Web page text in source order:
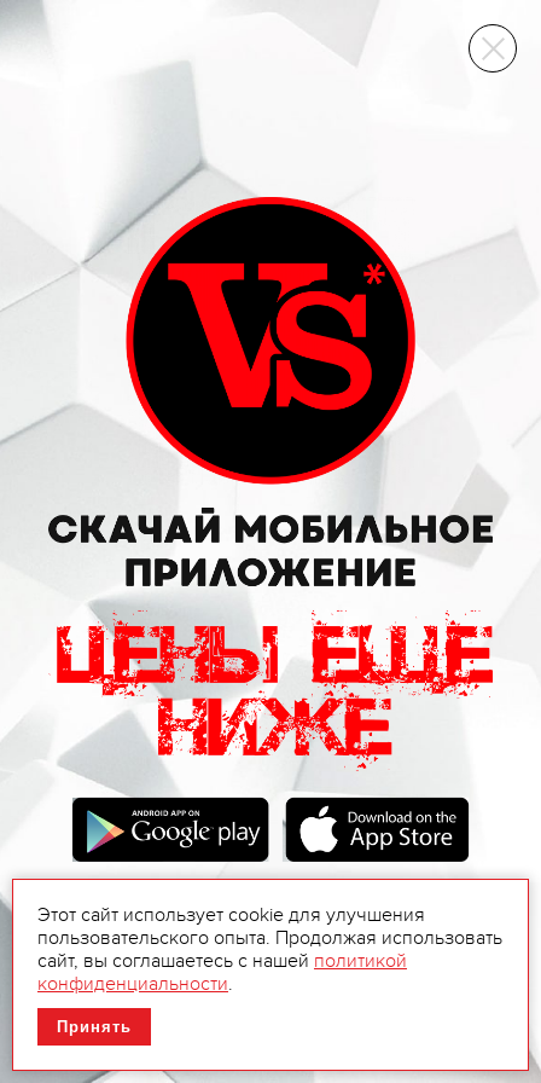
ВИННЫЙ СКЛАД
Этот сайт использует cookie для улучшения
пользовательского опыта. Продолжая использовать
сайт, вы соглашаетесь с нашей политикой
конфиденциальности.
Принять